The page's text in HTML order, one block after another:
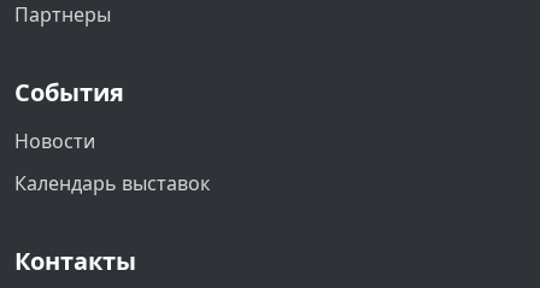
Партнеры
События
Новости
Календарь выставок
Контакты